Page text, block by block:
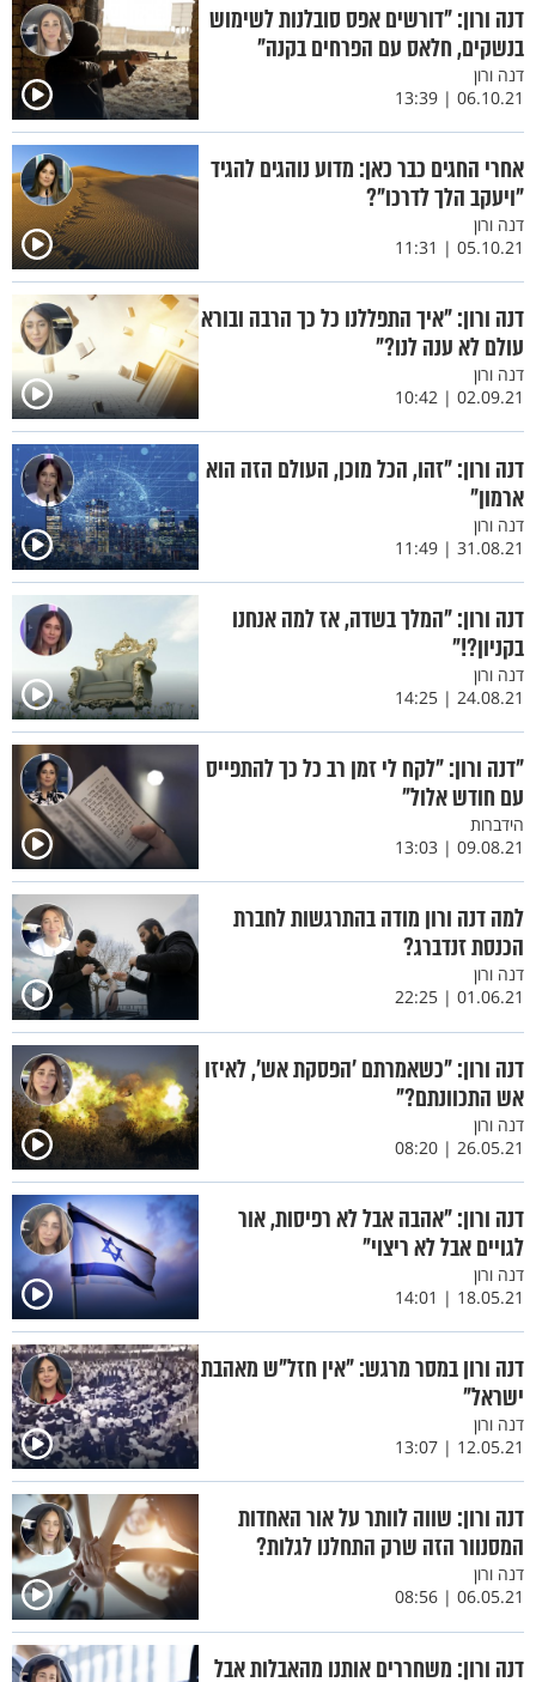
דנה ורון: "דורשים אפס סובלנות לשימוש
בנשקים, חלאס עם הפרחים בקנה"
דנה ורון
06.10.21 | 13:39
אחרי החגים כבר כאן: מדוע נוהגים להגיד
"ויעקב הלך לדרכו"?
דנה ורון
05.10.21 | 11:31
דנה ורון: "איך התפללנו כל כך הרבה ובורא
עולם לא ענה לנו?"
דנה ורון
02.09.21 | 10:42
דנה ורון: "זהו, הכל מוכן, העולם הזה הוא
ארמון"
דנה ורון
31.08.21 | 11:49
דנה ורון: "המלך בשדה, אז למה אנחנו
בקניון?!"
דנה ורון
24.08.21 | 14:25
"דנה ורון: "לקח לי זמן רב כל כך להתפייס
עם חודש אלול"
הידברות
09.08.21 | 13:03
למה דנה ורון מודה בהתרגשות לחברת
הכנסת זנדברג?
דנה ורון
01.06.21 | 22:25
דנה ורון: "כשאמרתם 'הפסקת אש', לאיזו
אש התכוונתם?"
דנה ורון
26.05.21 | 08:20
דנה ורון: "אהבה אבל לא רפיסות, אור
לגויים אבל לא ריצוי"
דנה ורון
18.05.21 | 14:01
דנה ורון במסר מרגש: "אין חזל"ש מאהבת
ישראל"
דנה ורון
12.05.21 | 13:07
דנה ורון: שווה לוותר על אור האחדות
המסנוור הזה שרק התחלנו לגלות?
דנה ורון
06.05.21 | 08:56
דנה ורון: משחררים אותנו מהאבלות אבל